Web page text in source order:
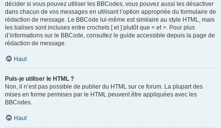
décider si vous pouvez utiliser les BBCodes, vous pouvez aussi les désactiver
dans chacun de vos messages en utilisant l’option appropriée du formulaire de
rédaction de message. Le BBCode lui-même est similaire au style HTML, mais
les balises sont incluses entre crochets [ et ] plutôt que < et >. Pour plus
d’informations sur le BBCode, consultez le guide accessible depuis la page de
rédaction de message.
Haut
Puis-je utiliser le HTML ?
Non, il n’est pas possible de publier du HTML sur ce forum. La plupart des
mises en forme permises par le HTML peuvent être appliquées avec les
BBCodes.
Haut